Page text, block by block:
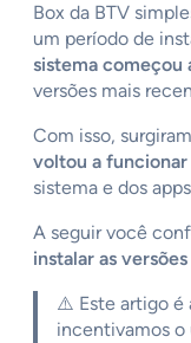
Box da BTV
um período de
sistema começou
versões mais
Com isso,
voltou a
sistema e dos
A seguir você
instalar as
⚠️ Este artigo é
incentivamos o